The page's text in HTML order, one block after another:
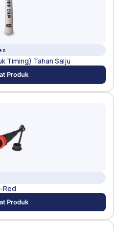
Timing) Tahan Salju
Produk
Red
Produk